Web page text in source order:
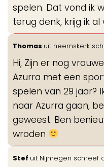
spelen. Dat vond ik
terug denk, krijg ik
Thomas uit heemskerk
Hi, Zijn er nog
Azurra met een
spelen van 29 jaar?
naar Azurra gaan,
geweest. Ben
wroden
Stef uit Nijmegen schreef